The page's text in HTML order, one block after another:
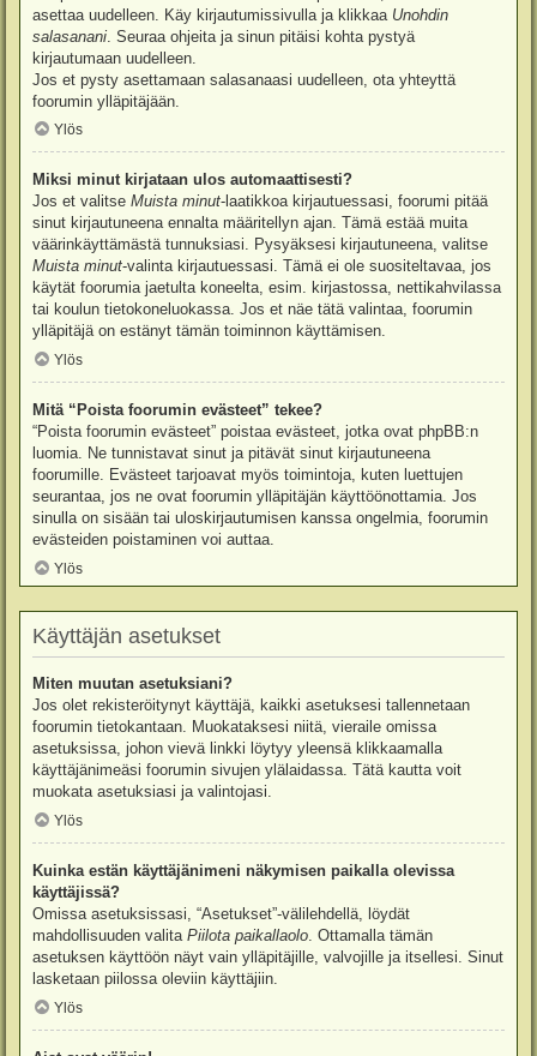
asettaa uudelleen. Käy kirjautumissivulla ja klikkaa Unohdin
salasanani . Seuraa ohjeita ja sinun pitäisi kohta pystyä
kirjautumaan uudelleen.
Jos et pysty asettamaan salasanaasi uudelleen, ota yhteyttä
foorumin ylläpitäjään.
Ylös
Miksi minut kirjataan ulos automaattisesti?
Jos et valitse Muista minut-laatikkoa kirjautuessasi, foorumi pitää
sinut kirjautuneena ennalta määritellyn ajan. Tämä estää muita
väärinkäyttämästä tunnuksiasi. Pysyäksesi kirjautuneena, valitse
Muista minut-valinta kirjautuessasi. Tämä ei ole suositeltavaa, jos
käytät foorumia jaetulta koneelta, esim. kirjastossa, nettikahvilassa
tai koulun tietokoneluokassa. Jos et näe tätä valintaa, foorumin
ylläpitäjä on estänyt tämän toiminnon käyttämisen.
Ylös
Mitä “Poista foorumin evästeet” tekee?
“Poista foorumin evästeet” poistaa evästeet, jotka ovat phpBB:n
luomia. Ne tunnistavat sinut ja pitävät sinut kirjautuneena
foorumille. Evästeet tarjoavat myös toimintoja, kuten luettujen
seurantaa, jos ne ovat foorumin ylläpitäjän käyttöönottamia. Jos
sinulla on sisään tai uloskirjautumisen kanssa ongelmia, foorumin
evästeiden poistaminen voi auttaa.
Ylös
Käyttäjän asetukset
Miten muutan asetuksiani?
Jos olet rekisteröitynyt käyttäjä, kaikki asetuksesi tallennetaan
foorumin tietokantaan. Muokataksesi niitä, vieraile omissa
asetuksissa, johon vievä linkki löytyy yleensä klikkaamalla
käyttäjänimeäsi foorumin sivujen ylälaidassa. Tätä kautta voit
muokata asetuksiasi ja valintojasi.
Ylös
Kuinka estän käyttäjänimeni näkymisen paikalla olevissa
käyttäjissä?
Omissa asetuksissasi, “Asetukset”-välilehdellä, löydät
mahdollisuuden valita Piilota paikallaolo. Ottamalla tämän
asetuksen käyttöön näyt vain ylläpitäjille, valvojille ja itsellesi. Sinut
lasketaan piilossa oleviin käyttäjiin.
Ylös